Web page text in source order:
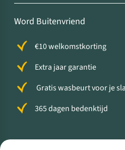
Word Buitenvriend
€10 welkomstkorting
Extra jaar garantie
Gratis wasbeurt voor je
365 dagen bedenktijd